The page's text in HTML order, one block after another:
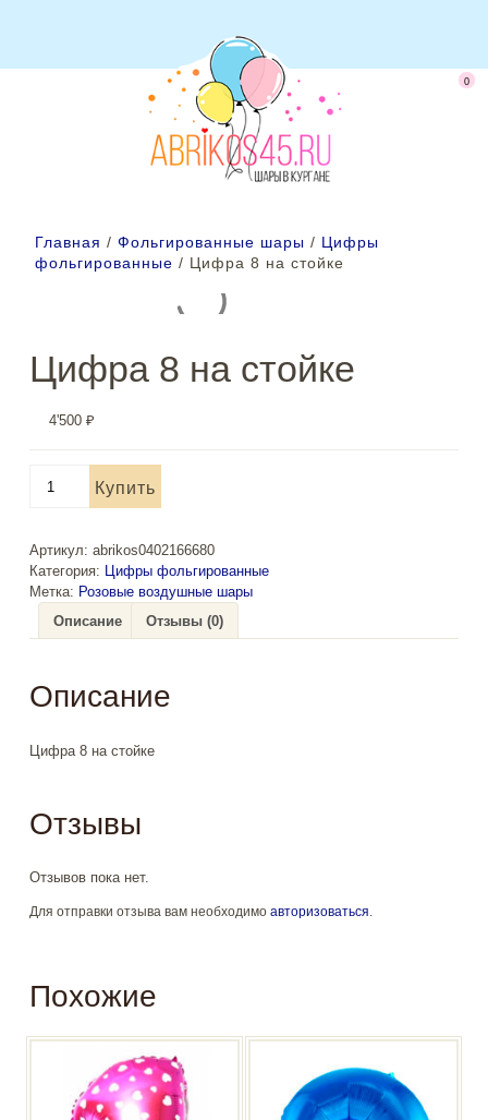
0
Главная / Фольгированные шары / Цифры
фольгированные / Цифра 8 на стойке
Цифра 8 на стойке
4'500 ₽
товара
на
стойке
Купить
Артикул: abrikos0402166680
Категория: Цифры фольгированные
Метка: Розовые воздушные шары
Описание
Отзывы (0)
Описание
Цифра 8 на стойке
Отзывы
Отзывов пока нет.
Для отправки отзыва вам необходимо авторизоваться.
Похожие